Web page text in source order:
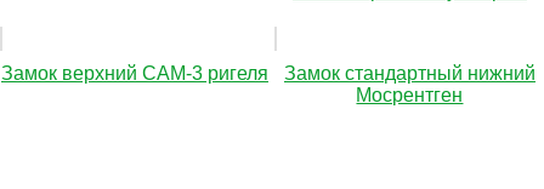
Замок верхний САМ-3 ригеля
Замок стандартный нижний
Мосрентген